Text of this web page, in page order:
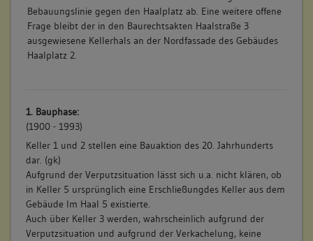
Bebauungslinie gegen den Haalplatz ab. Eine weitere offene
Frage bleibt der in den Baurechtsakten Haalstraße 3
ausgewiesene Kellerhals an der Nordfassade des Gebäudes
Haalplatz 2.
1. Bauphase:
(1900 - 1993)
Keller 1 und 2 stellen eine Bauaktion des 20. Jahrhunderts
dar. (gk)
Aufgrund der Verputzsituation lässt sich u.a. nicht klären, ob
in Keller 5 ursprünglich eine Erschließungdes Keller aus dem
Gebäude Im Haal 5 existierte.
Auch über Keller 3 werden, wahrscheinlich aufgrund der
Verputzsituation und aufgrund der Verkachelung, keine